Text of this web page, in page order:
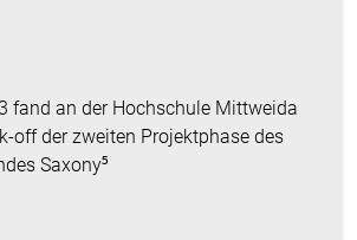
fand an der Hochschule Mittweida
off der zweiten Projektphase des
Saxony⁵